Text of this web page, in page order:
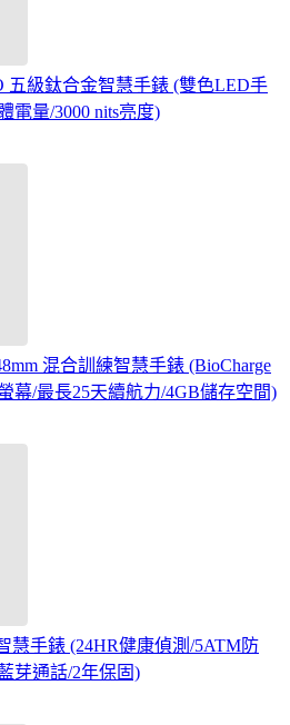
五級鈦合金智慧手錶 (雙色LED手
電量/3000 nits亮度)
混合訓練智慧手錶 (BioCharge
幕/最長25天續航力/4GB儲存空間)
慧手錶 (24HR健康偵測/5ATM防
芽通話/2年保固)